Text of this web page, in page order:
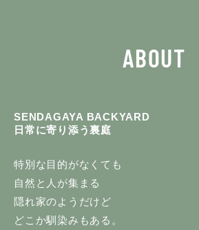
ABOUT
SENDAGAYA BACKYARD
日常に寄り添う裏庭
特別な目的がなくても
自然と人が集まる
隠れ家のようだけど
どこか馴染みもある。